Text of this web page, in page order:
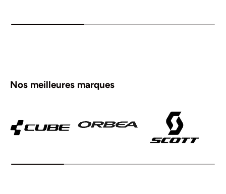
Nos meilleures marques